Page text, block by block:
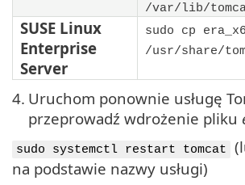
/var/lib/
SUSE Linux
Enterprise
Server
sudo cp
/usr/share/
4. Uruchom ponownie usługę
przeprowadź wdrożenie pliku
sudo systemctl restart tomcat
na podstawie nazwy usługi)